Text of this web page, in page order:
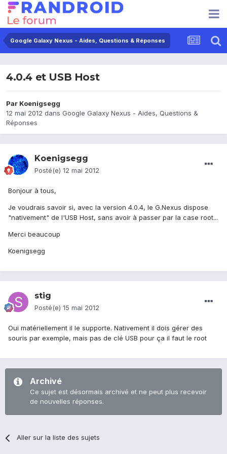
Google Galaxy Nexus - Aides, Questions & Réponses
4.0.4 et USB Host
Par Koenigsegg
12 mai 2012 dans Google Galaxy Nexus - Aides, Questions &
Réponses
Koenigsegg
Posté(e) 12 mai 2012
Bonjour à tous,
Je voudrais savoir si, avec la version 4.0.4, le G.Nexus dispose
"nativement" de l'USB Host, sans avoir à passer par la case root...
Merci beaucoup
Koenigsegg
stig
Posté(e) 15 mai 2012
Oui matériellement il le supporte. Nativement il dois gérer des
souris par exemple, mais pas de clé USB pour ça il faut le root
Archivé
Ce sujet est désormais archivé et ne peut plus recevoir
de nouvelles réponses.
Aller sur la liste des sujets